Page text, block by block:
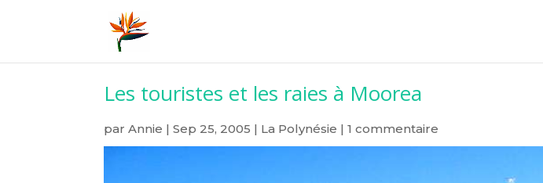
Les touristes et les raies à Moorea
par Annie | Sep 25, 2005 | La Polynésie | 1 commentaire